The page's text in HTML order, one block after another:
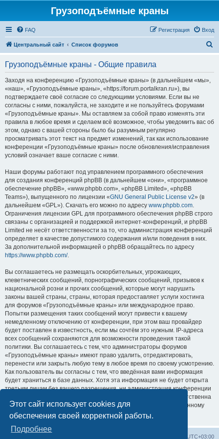
Этот сайт использует cookies для
обеспечения своей корректной работы.
Подробнее
Грузоподъёмные краны
FAQ Вход
Регистрация
Центральный сайт Список форумов
Грузоподъёмные краны - Общие правила
Заходя на конференцию «Грузоподъёмные краны» (в дальнейшем «мы»,
«наш», «Грузоподъёмные краны», «https://forum.portalkran.ru»), вы
подтверждаете своё согласие со следующими условиями. Если вы не
согласны с ними, пожалуйста, не заходите и не пользуйтесь форумами
«Грузоподъёмные краны». Мы оставляем за собой право изменять эти
правила в любое время и сделаем всё возможное, чтобы уведомить вас об
этом, однако с вашей стороны было бы разумным регулярно
просматривать этот текст на предмет изменений, так как использование
конференции «Грузоподъёмные краны» после обновления/исправления
условий означает ваше согласие с ними.
Наши форумы работают под управлением программного обеспечения
для создания конференций phpBB (в дальнейшем «они», «программное
обеспечение phpBB», «www.phpbb.com», «phpBB Limited», «phpBB
Teams»), выпущенного по лицензии «GNU General Public License v2» (в
дальнейшем «GPL»). Скачать его можно по адресу www.phpbb.com.
Ограничения лицензии GPL для программного обеспечения phpBB строго
связаны с организацией и поддержкой интернет-конференций, и phpBB
Limited не несёт ответственности за то, что администрация конференций
определяет в качестве допустимого содержания и/или поведения в них.
За дополнительной информацией о phpBB обращайтесь по адресу
https://www.phpbb.com/.
Вы соглашаетесь не размещать оскорбительных, угрожающих,
клеветнических сообщений, порнографических сообщений, призывов к
национальной розни и прочих сообщений, которые могут нарушить
законы вашей страны, страны, которая предоставляет услуги хостинга
для форумов «Грузоподъёмные краны» или международное право.
Попытки размещения таких сообщений могут привести к вашему
немедленному отключению от конференции, при этом ваш провайдер
будет поставлен в известность, если мы сочтём это нужным. IP-адреса
всех сообщений сохраняются для возможности проведения такой
политики. Вы соглашаетесь с тем, что администраторы форумов
«Грузоподъёмные краны» имеют право удалить, отредактировать,
перенести или закрыть любую тему в любое время по своему усмотрению.
Как пользователь вы согласны с тем, что введённая вами информация
будет храниться в базе данных. Хотя эта информация не будет открыта
третьим лицам без вашего разрешения, ни администрация конференции
«Грузоподъёмные краны», ни phpBB Limited не может быть ответственна
за действия хакеров, которые могут привести к несанкционированному
доступу к ней.
UTC+03:00